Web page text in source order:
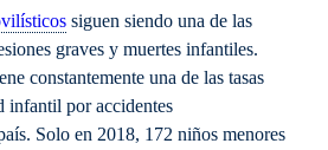
siguen siendo una de las
graves y muertes infantiles.
constantemente una de las tasas
infantil por accidentes
Solo en 2018, 172 niños menores